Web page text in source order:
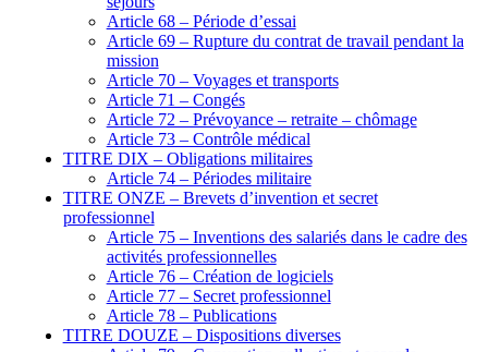
Article 68 – Période d’essai
Article 69 – Rupture du contrat de travail pendant la
mission
Article 70 – Voyages et transports
Article 71 – Congés
Article 72 – Prévoyance – retraite – chômage
Article 73 – Contrôle médical
TITRE DIX – Obligations militaires
Article 74 – Périodes militaire
TITRE ONZE – Brevets d’invention et secret
professionnel
Article 75 – Inventions des salariés dans le cadre des
activités professionnelles
Article 76 – Création de logiciels
Article 77 – Secret professionnel
Article 78 – Publications
TITRE DOUZE – Dispositions diverses